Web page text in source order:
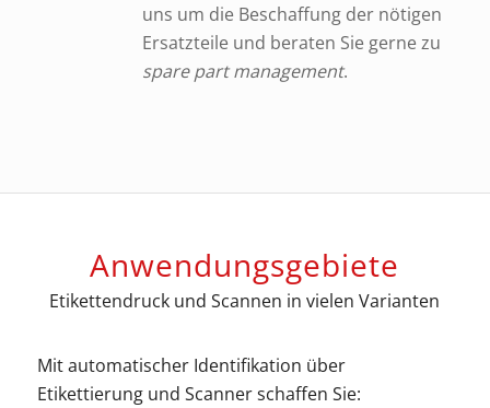
uns um die Beschaffung der nötigen
Ersatzteile und beraten Sie gerne zu
spare part management.
Anwendungsgebiete
Etikettendruck und Scannen in vielen Varianten
Mit automatischer Identifikation über
Etikettierung und Scanner schaffen Sie: